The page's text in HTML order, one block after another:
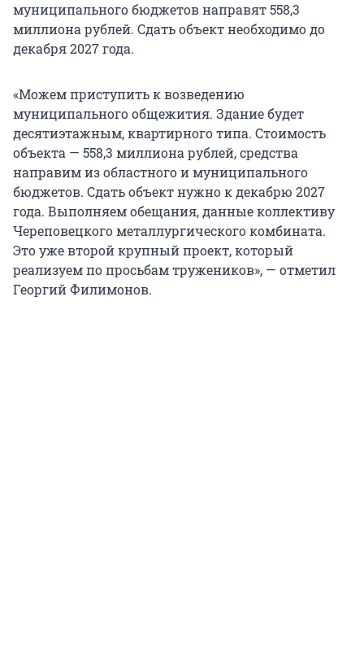
муниципального бюджетов направят 558,3
миллиона рублей. Сдать объект необходимо до
декабря 2027 года.
«Можем приступить к возведению
муниципального общежития. Здание будет
десятиэтажным, квартирного типа. Стоимость
объекта — 558,3 миллиона рублей, средства
направим из областного и муниципального
бюджетов. Сдать объект нужно к декабрю 2027
года. Выполняем обещания, данные коллективу
Череповецкого металлургического комбината.
Это уже второй крупный проект, который
реализуем по просьбам тружеников», — отметил
Георгий Филимонов.